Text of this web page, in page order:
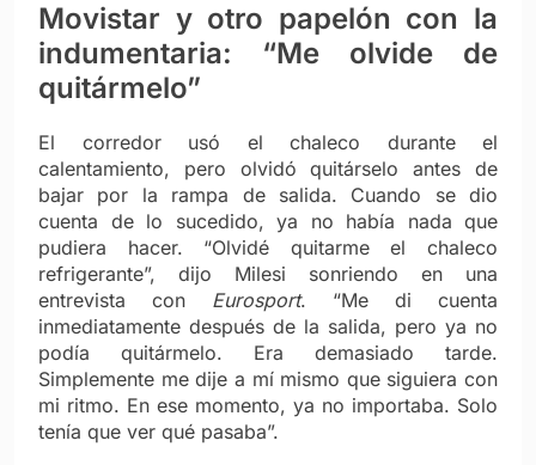
Movistar y otro papelón con la
indumentaria: “Me olvide de
quitármelo”
El corredor usó el chaleco durante el
calentamiento, pero olvidó quitárselo antes de
bajar por la rampa de salida. Cuando se dio
cuenta de lo sucedido, ya no había nada que
pudiera hacer. “Olvidé quitarme el chaleco
refrigerante”, dijo Milesi sonriendo en una
entrevista con Eurosport. “Me di cuenta
inmediatamente después de la salida, pero ya no
podía quitármelo. Era demasiado tarde.
Simplemente me dije a mí mismo que siguiera con
mi ritmo. En ese momento, ya no importaba. Solo
tenía que ver qué pasaba”.